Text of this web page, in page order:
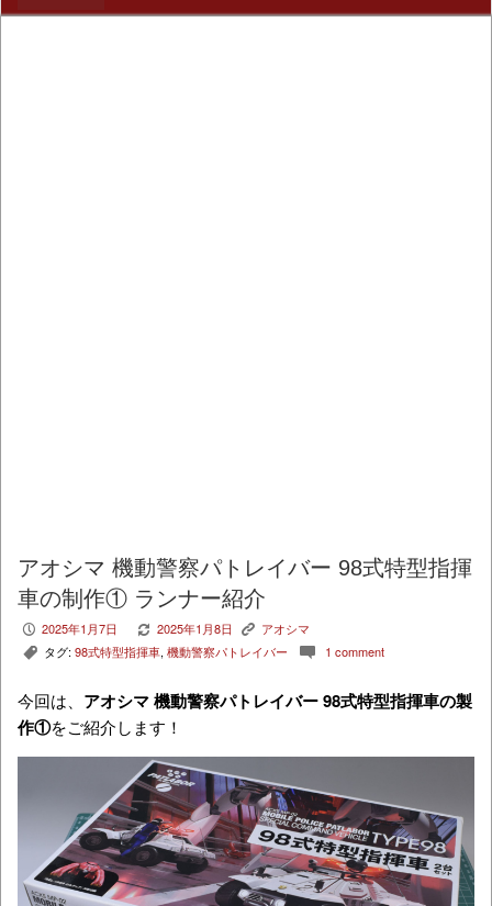
アオシマ 機動警察パトレイバー 98式特型指揮
車の制作① ランナー紹介
P 2025年1月7日 V 2025年1月8日 K アオシマ
, タグ: 98式特型指揮車,機動警察パトレイバー c 1 comment
今回は、 アオシマ 機動警察パトレイバー 98式特型指揮車の製
作①をご紹介します！